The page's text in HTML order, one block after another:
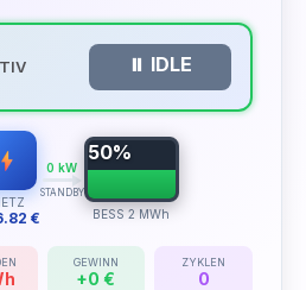
⏸️ IDLE
€
0 kW
STANDBY
50%
BESS 2 MWh
GEWINN
+0 €
ZYKLEN
0